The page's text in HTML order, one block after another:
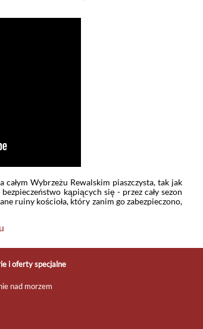
całym Wybrzeżu Rewalskim piaszczysta, tak jak
kąpiących się - przez cały sezon
ruiny kościoła, który zanim go zabezpieczono,
i oferty specjalne
nad morzem